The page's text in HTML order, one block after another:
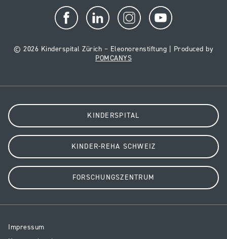
© 2026 Kinderspital Zürich – Eleonorenstiftung | Produced by
POMCANYS
KINDERSPITAL
KINDER-REHA SCHWEIZ
FORSCHUNGSZENTRUM
Resp
Impressum